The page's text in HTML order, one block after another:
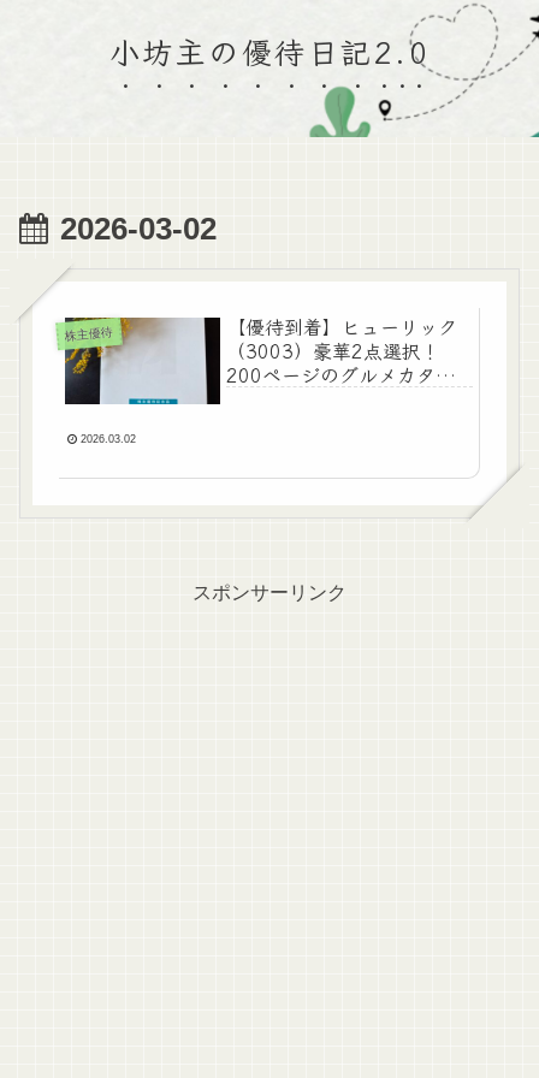
小坊主の優待日記2.0
2026-03-02
株主優待
【優待到着】ヒューリック
（3003）豪華2点選択！
200ページのグルメカタロ
2026.03.02
スポンサーリンク